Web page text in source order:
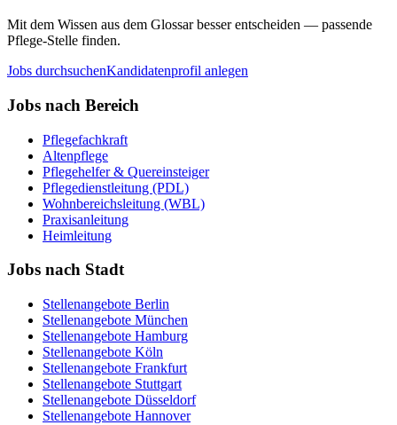
Mit dem Wissen aus dem Glossar besser entscheiden — passende
Pflege-Stelle finden.
Jobs durchsuchenKandidatenprofil anlegen
Jobs nach Bereich
Pflegefachkraft
Altenpflege
Pflegehelfer & Quereinsteiger
Pflegedienstleitung (PDL)
Wohnbereichsleitung (WBL)
Praxisanleitung
Heimleitung
Jobs nach Stadt
Stellenangebote Berlin
Stellenangebote München
Stellenangebote Hamburg
Stellenangebote Köln
Stellenangebote Frankfurt
Stellenangebote Stuttgart
Stellenangebote Düsseldorf
Stellenangebote Hannover